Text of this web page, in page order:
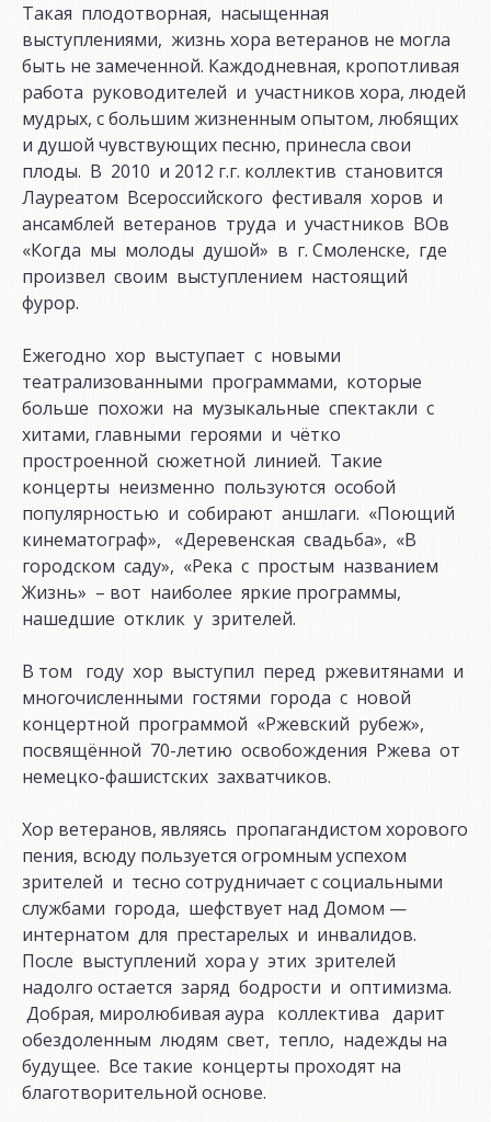
Такая плодотворная, насыщенная
выступлениями, жизнь хора ветеранов не могла
быть не замеченной. Каждодневная, кропотливая
работа руководителей и участников хора, людей
мудрых, с большим жизненным опытом, любящих
и душой чувствующих песню, принесла свои
плоды. В 2010 и 2012 г.г. коллектив становится
Лауреатом Всероссийского фестиваля хоров и
ансамблей ветеранов труда и участников ВОв
«Когда мы молоды душой» в г. Смоленске, где
произвел своим выступлением настоящий
фурор.
Ежегодно хор выступает с новыми
театрализованными программами, которые
больше похожи на музыкальные спектакли с
хитами, главными героями и чётко
простроенной сюжетной линией. Такие
концерты неизменно пользуются особой
популярностью и собирают аншлаги. «Поющий
кинематограф», «Деревенская свадьба», «В
городском саду», «Река с простым названием
Жизнь» – вот наиболее яркие программы,
нашедшие отклик у зрителей.
В том году хор выступил перед ржевитянами и
многочисленными гостями города с новой
концертной программой «Ржевский рубеж»,
посвящённой 70-летию освобождения Ржева от
немецко-фашистских захватчиков.
Хор ветеранов, являясь пропагандистом хорового
пения, всюду пользуется огромным успехом
зрителей и тесно сотрудничает с социальными
службами города, шефствует над Домом —
интернатом для престарелых и инвалидов.
После выступлений хора у этих зрителей
надолго остается заряд бодрости и оптимизма.
Добрая, миролюбивая аура коллектива дарит
обездоленным людям свет, тепло, надежды на
будущее. Все такие концерты проходят на
благотворительной основе.